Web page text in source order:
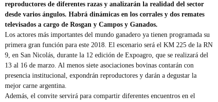
reproductores de diferentes razas y analizarán la realidad del sector
desde varios ángulos. Habrá dinámicas en los corrales y dos remates
televisados a cargo de Rosgan y Campos y Ganados.
Los actores más importantes del mundo ganadero ya tienen programada su
primera gran función para este 2018. El escenario será el KM 225 de la RN
9, en San Nicolás, durante la 12 edición de Expoagro, que se realizará del
13 al 16 de marzo. Al menos siete asociaciones bovinas contarán con
presencia institucional, expondrán reproductores y darán a degustar la
mejor carne argentina.
Además, el convite servirá para compartir diferentes encuentros en el